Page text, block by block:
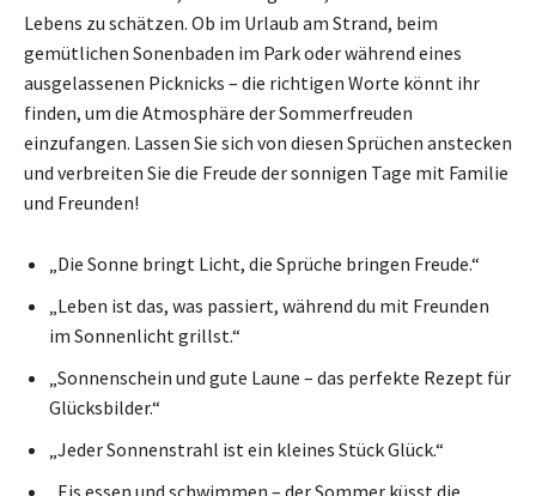
Lebens zu schätzen. Ob im Urlaub am Strand, beim
gemütlichen Sonenbaden im Park oder während eines
ausgelassenen Picknicks – die richtigen Worte könnt ihr
finden, um die Atmosphäre der Sommerfreuden
einzufangen. Lassen Sie sich von diesen Sprüchen anstecken
und verbreiten Sie die Freude der sonnigen Tage mit Familie
und Freunden!
„Die Sonne bringt Licht, die Sprüche bringen Freude.“
„Leben ist das, was passiert, während du mit Freunden
im Sonnenlicht grillst.“
„Sonnenschein und gute Laune – das perfekte Rezept für
Glücksbilder.“
„Jeder Sonnenstrahl ist ein kleines Stück Glück.“
„Eis essen und schwimmen – der Sommer küsst die